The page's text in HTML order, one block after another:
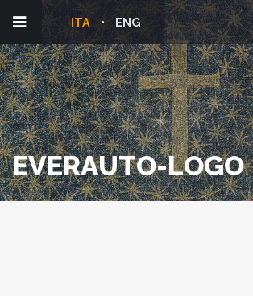
ENG
ITA
EVERAUTO-LOGO